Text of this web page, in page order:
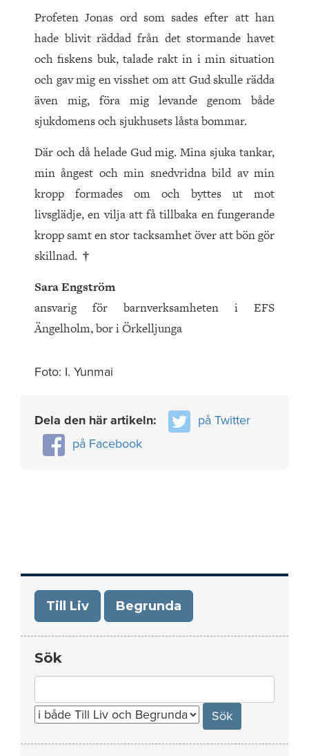
Profeten Jonas ord som sades efter att han
hade blivit räddad från det stormande havet
och fiskens buk, talade rakt in i min situation
och gav mig en visshet om att Gud skulle rädda
även mig, föra mig levande genom både
sjukdomens och sjukhusets låsta bommar.
Där och då helade Gud mig. Mina sjuka tankar,
min ångest och min snedvridna bild av min
kropp formades om och byttes ut mot
livsglädje, en vilja att få tillbaka en fungerande
kropp samt en stor tacksamhet över att bön gör
skillnad. †
Sara Engström
ansvarig för barnverksamheten i EFS
Ängelholm, bor i Örkelljunga
Foto: I. Yunmai
Dela den här artikeln:
på Twitter
på Facebook
Till Liv Begrunda
Sök
for: